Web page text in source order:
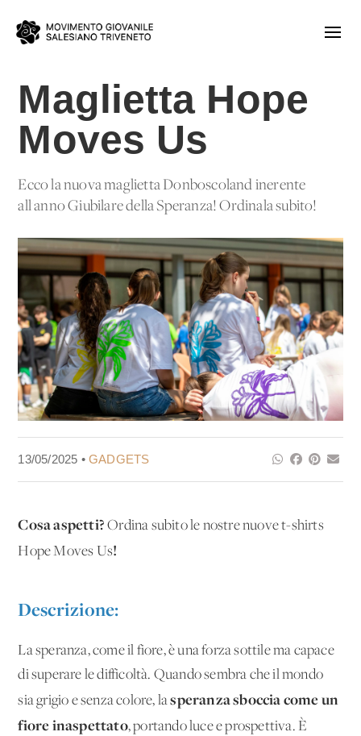
Maglietta Hope
Moves Us
Ecco la nuova maglietta Donboscoland inerente
all'anno Giubilare della Speranza! Ordinala subito!
13/05/2025 •GADGETS
Cosa aspetti? Ordina subito le nostre nuove t-shirts
Hope Moves Us!
Descrizione:
La speranza, come il fiore, è una forza sottile ma capace
di superare le difficoltà. Quando sembra che il mondo
sia grigio e senza colore, lasperanza sboccia come un
fiore inaspettato, portando luce e prospettiva. È